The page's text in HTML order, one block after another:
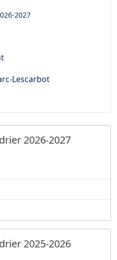
2027
Lescarbot
2026-2027
2027
2027
2025-2026